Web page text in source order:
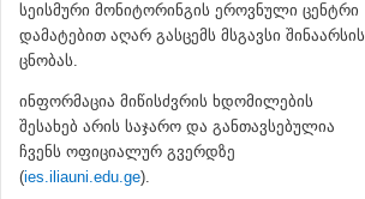
სეისმური მონიტორინგის ეროვნული ცენტრი
დამატებით აღარ გასცემს მსგავსი შინაარსის
ცნობას.
ინფორმაცია მიწისძვრის ხდომილების
შესახებ არის საჯარო და განთავსებულია
ჩვენს ოფიციალურ გვერდზე
(ies.iliauni.edu.ge).